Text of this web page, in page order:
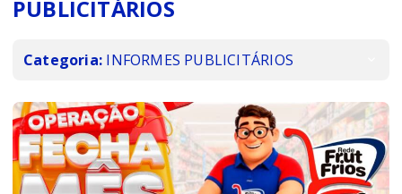
PUBLICITÁRIOS
Categoria: INFORMES PUBLICITÁRIOS